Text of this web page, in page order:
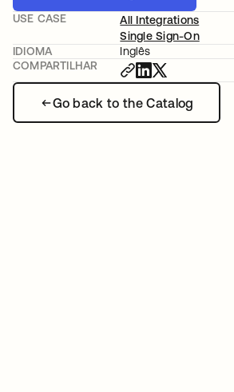
Go back to the Catalog
USE CASE
All Integrations
Single Sign-On
IDIOMA
Inglês
COMPARTILHAR